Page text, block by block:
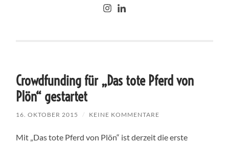
Crowdfunding für „Das tote Pferd von
Plön“ gestartet
16. OKTOBER 2015 / KEINE KOMMENTARE
Mit „Das tote Pferd von Plön“ ist derzeit die erste